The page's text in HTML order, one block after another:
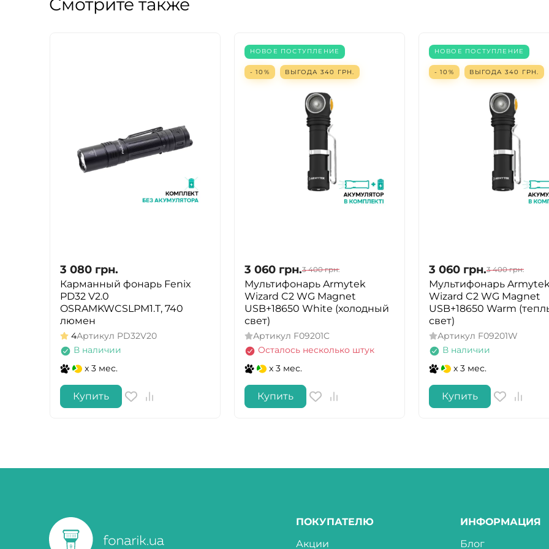
Смотрите также
3 080 грн.
Карманный фонарь Fenix
PD32 V2.0
OSRAMKWCSLPM1.T, 740
люмен
4Артикул PD32V20
В наличии
x 3 мес.
Купить
НОВОЕ ПОСТУПЛЕНИЕ
- 10% ВЫГОДА 340 ГРН.
3 060 грн.3 400 грн.
Мультифонарь Armytek
Wizard C2 WG Magnet
USB+18650 White (холодный
свет)
Артикул F09201C
Осталось несколько штук
x 3 мес.
Купить
НОВОЕ ПОСТУПЛЕНИЕ
- 10% ВЫГОДА 340 ГРН.
3 060 грн.3 400 грн.
Мультифонарь
Wizard C2 WG Magnet
USB+18650 Warm
свет)
Артикул F09201W
В наличии
x 3 мес.
Купить
ПОКУПАТЕЛЮ
Акции
ИНФОРМАЦИЯ
Блог